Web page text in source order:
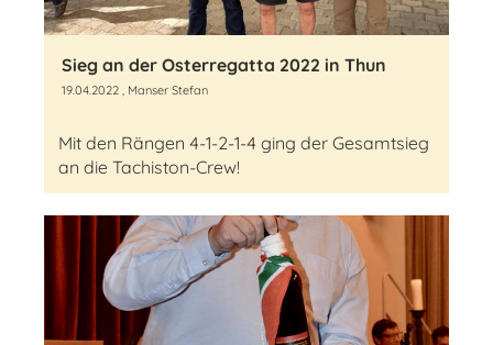
Sieg an der Osterregatta 2022 in Thun
19.04.2022 , Manser Stefan
Mit den Rängen 4-1-2-1-4 ging der Gesamtsieg
an die Tachiston-Crew!